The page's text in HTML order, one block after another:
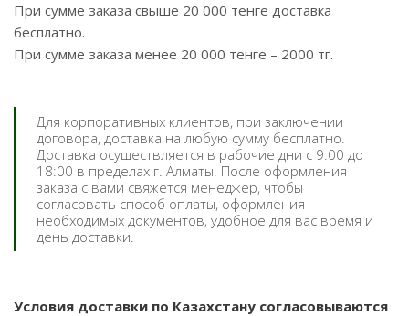
При сумме заказа свыше 20 000 тенге доставка
бесплатно.
При сумме заказа менее 20 000 тенге – 2000 тг.
Для корпоративных клиентов, при заключении
договора, доставка на любую сумму бесплатно.
Доставка осуществляется в рабочие дни с 9:00 до
18:00 в пределах г. Алматы. После оформления
заказа с вами свяжется менеджер, чтобы
согласовать способ оплаты, оформления
необходимых документов, удобное для вас время и
день доставки.
Условия доставки по Казахстану согласовываются